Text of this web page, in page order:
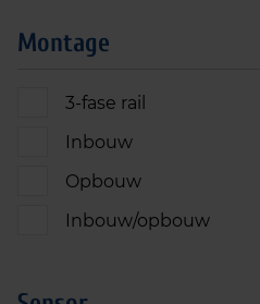
Montage
3-fase rail
Inbouw
Opbouw
Inbouw/opbouw